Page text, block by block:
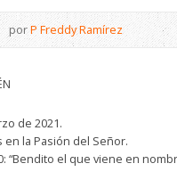
porP Freddy Ramírez
de 2021.
en la Pasión del Señor.
“Bendito el que viene en